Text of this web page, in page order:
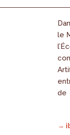
le
de
→